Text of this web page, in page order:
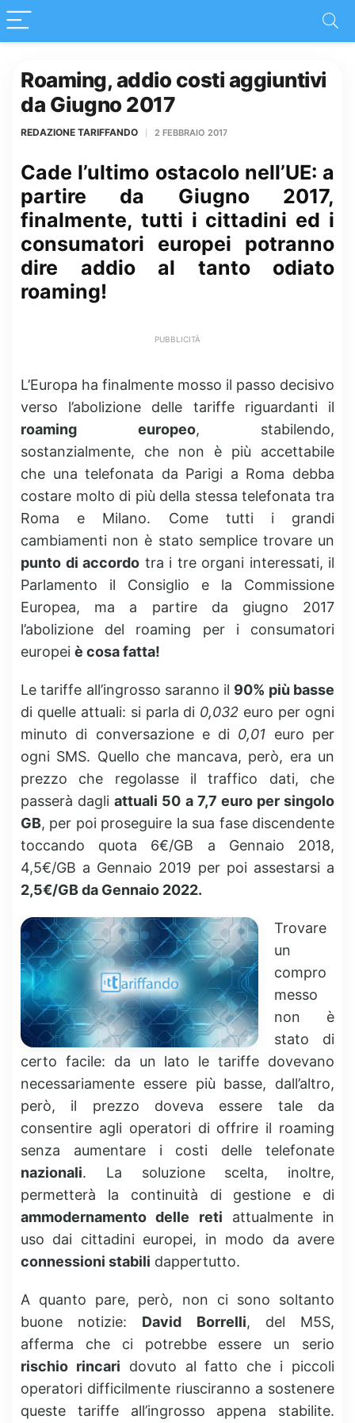
Roaming, addio costi aggiuntivi
da Giugno 2017
REDAZIONE TARIFFANDO 2 FEBBRAIO 2017
Cade l’ultimo ostacolo nell’UE: a
partire da Giugno 2017,
finalmente, tutti i cittadini ed i
consumatori europei potranno
dire addio al tanto odiato
roaming!
PUBBLICITÀ
L’Europa ha finalmente mosso il passo decisivo
verso l’abolizione delle tariffe riguardanti il
roaming europeo, stabilendo,
sostanzialmente, che non è più accettabile
che una telefonata da Parigi a Roma debba
costare molto di più della stessa telefonata tra
Roma e Milano. Come tutti i grandi
cambiamenti non è stato semplice trovare un
punto di accordo tra i tre organi interessati, il
Parlamento il Consiglio e la Commissione
Europea, ma a partire da giugno 2017
l’abolizione del roaming per i consumatori
europei è cosa fatta!
Le tariffe all’ingrosso saranno il 90% più basse
di quelle attuali: si parla di 0,032 euro per ogni
minuto di conversazione e di 0,01 euro per
ogni SMS. Quello che mancava, però, era un
prezzo che regolasse il traffico dati, che
passerà dagliattuali 50 a 7,7 euro per singolo
GB, per poi proseguire la sua fase discendente
toccando quota 6€/GB a Gennaio 2018,
4,5€/GB a Gennaio 2019 per poi assestarsi a
2,5€/GB da Gennaio 2022.
Trovare
un
compro
messo
non è
stato di
certo facile: da un lato le tariffe dovevano
necessariamente essere più basse, dall’altro,
però, il prezzo doveva essere tale da
consentire agli operatori di offrire il roaming
senza aumentare i costi delle telefonate
nazionali. La soluzione scelta, inoltre,
permetterà la continuità di gestione e di
ammodernamento delle reti attualmente in
uso dai cittadini europei, in modo da avere
connessioni stabili dappertutto.
A quanto pare, però, non ci sono soltanto
buone notizie: David Borrelli, del M5S,
afferma che ci potrebbe essere un serio
rischio rincari dovuto al fatto che i piccoli
operatori difficilmente riusciranno a sostenere
queste tariffe all’ingrosso appena stabilite.